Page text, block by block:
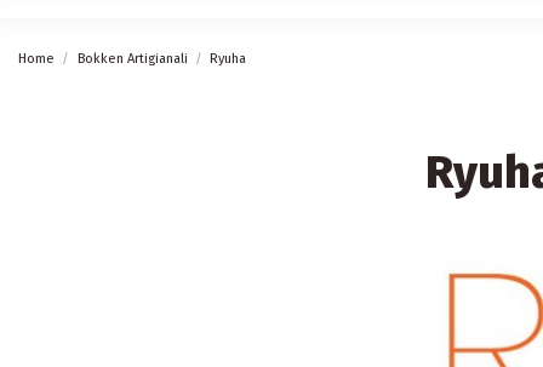
Home Bokken Artigianali Ryuha